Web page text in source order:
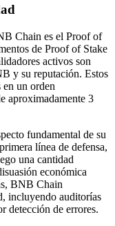
Chain es el Proof of
de Proof of Stake
activos son
y su reputación. Estos
un orden
aproximadamente 3
fundamental de su
línea de defensa,
una cantidad
económica
BNB Chain
incluyendo auditorías
detección de errores.